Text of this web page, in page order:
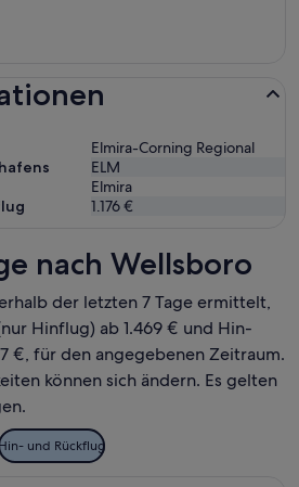
Elmira-Corning Regional
ELM
Elmira
1.176 €
nach Wellsboro
der letzten 7 Tage ermittelt,
Hinflug) ab 1.469 € und Hin-
€, für den angegebenen Zeitraum.
können sich ändern. Es gelten
und Rückflug